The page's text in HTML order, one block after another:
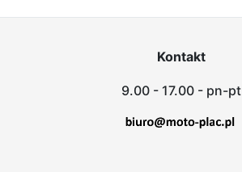
Kontakt
9.00 - 17.00 - pn-pt